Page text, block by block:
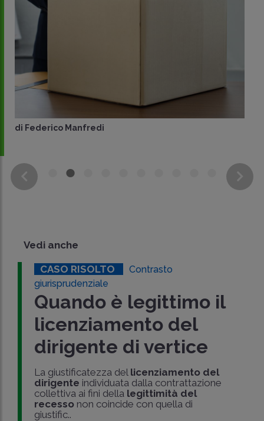
di Federico Manfredi
Vedi anche
CASO RISOLTO
Contrasto
giurisprudenziale
Quando è legittimo il
licenziamento del
dirigente di vertice
La giustificatezza del licenziamento del
dirigente individuata dalla contrattazione
collettiva ai fini della legittimità del
recesso non coincide con quella di
giustific..